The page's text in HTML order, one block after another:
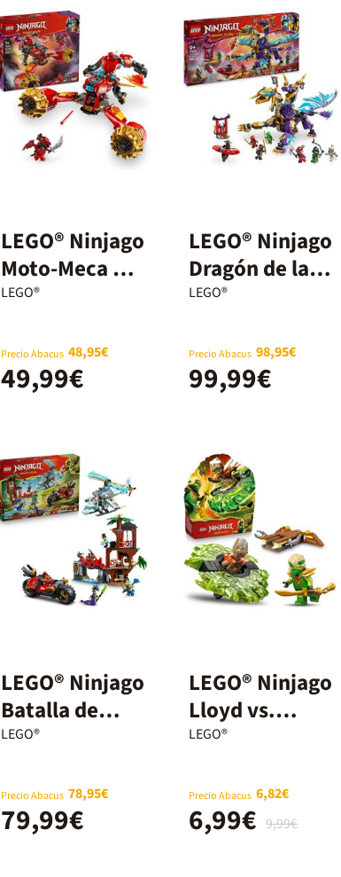
LEGO® Ninjago
Moto-Meca de
la Tormenta
LEGO®
Precio Abacus 48,95€
49,99€
LEGO® Ninjago
Dragón de la
Concentración
LEGO®
Precio Abacus 98,95€
99,99€
LEGO® Ninjago
Batalla de
Vehículos
la Casa del
Árbol 71857
LEGO®
Precio Abacus 78,95€
79,99€
LEGO® Ninjago
Lloyd vs.
Spinner del
Tierra 71850
LEGO®
Precio Abacus 6,82€
9,99€
6,99€